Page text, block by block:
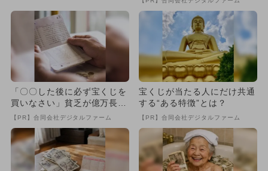
「〇〇した後に必ず宝くじを
買いなさい」貧乏が億万長者
に
【PR】合同会社デジタルファーム
宝くじが当たる人にだけ共通
する“ある特徴”とは？
【PR】合同会社デジタルファーム